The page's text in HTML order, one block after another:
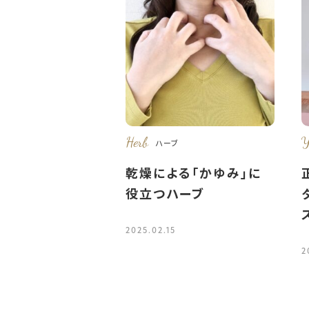
Herb ハーブ
乾燥による「かゆみ」に
役立つハーブ
2025.02.15